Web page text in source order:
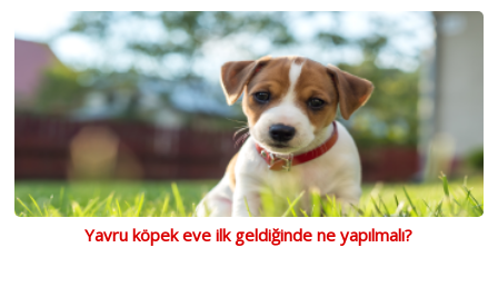
Yavru köpek eve ilk geldiğinde ne yapılmalı?